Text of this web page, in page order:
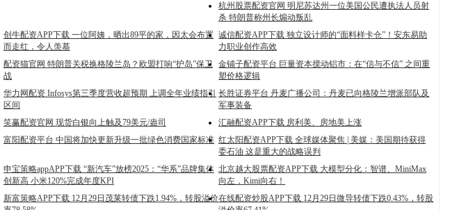
杭州股票配资官网 明尼苏达州一位美国公民遭执法人员射
杀 特朗普称州长煽动叛乱
创牛配资APP下载 一位阿姨，晒出89平的家，因太会布置
而走红，令人羡慕
诚信配资APP下载 独立设计师的“面料样卡仓”！安东易助
力职业创作高效
配资猫官网 特朗普关税换格陵兰岛？欧盟打响“护岛”保卫
战
金铺子配资平台 巨量资本搅动铝市：在“信与不信” 之间重
塑价格逻辑
华力网配资 Infosys第三季度营收超预期 上调全年业绩指引
区间
长胜证券平台 丹麦广播公司：丹麦已向格陵兰增派部队及
军事装备
笑赢配资官网 现货白银向上触及79美元/盎司
汇融配资APP下载 房利美、房地美上涨
富阳配资平台 中国将加快更新升级一批绿色消费国家标准 红太阳配资APP下载 全球媒体聚焦 | 美媒：美国期待获得
委石油 这是重大的战略误判
申宝策略appAPP下载 “新汽车”放榜2025：“华系”品牌集体
创新高 小米120%完成年度KPI
北京越大股票配资APP下载 大模型分化：智谱、MiniMax
向左，Kimi向右！
新富策略APP下载 12月29日茂莱转债下跌1.94%，转股溢价在线配资炒股APP下载 12月29日微导转债下跌0.43%，转股